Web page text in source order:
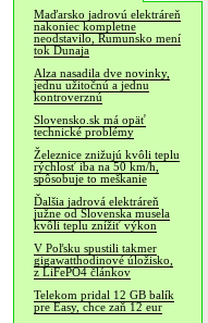
Maďarsko jadrovú elektráreň
nakoniec kompletne
neodstavilo, Rumunsko mení
tok Dunaja
Alza nasadila dve novinky,
jednu užitočnú a jednu
kontroverznú
Slovensko.sk má opäť
technické problémy
Železnice znižujú kvôli teplu
rýchlosť iba na 50 km/h,
spôsobuje to meškanie
Ďalšia jadrová elektráreň
južne od Slovenska musela
kvôli teplu znížiť výkon
V Poľsku spustili takmer
gigawatthodinové úložisko,
z LiFePO4 článkov
Telekom pridal 12 GB balík
pre Easy, chce zaň 12 eur